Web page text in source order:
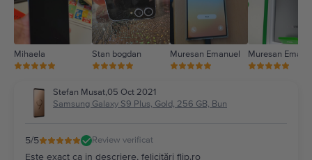
Mihaela Stan bogdan Muresan Emanuel Muresan
Stefan Musat,05 Oct 2021
Samsung Galaxy S9 Plus, Gold, 256 GB, Bun
5/5 Review verificat
Este exact ca in descriere, felicitări flip.ro